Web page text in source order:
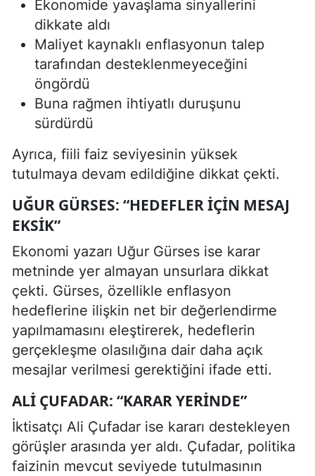
Ekonomide yavaşlama sinyallerini
dikkate aldı
Maliyet kaynaklı enflasyonun talep
tarafından desteklenmeyeceğini
öngördü
Buna rağmen ihtiyatlı duruşunu
sürdürdü
Ayrıca, fiili faiz seviyesinin yüksek
tutulmaya devam edildiğine dikkat çekti.
UĞUR GÜRSES: “HEDEFLER IÇIN MESAJ
EKSIK”
Ekonomi yazarı Uğur Gürses ise karar
metninde yer almayan unsurlara dikkat
çekti. Gürses, özellikle enflasyon
hedeflerine ilişkin net bir değerlendirme
yapılmamasını eleştirerek, hedeflerin
gerçekleşme olasılığına dair daha açık
mesajlar verilmesi gerektiğini ifade etti.
ALI ÇUFADAR: “KARAR YERINDE”
İktisatçı Ali Çufadar ise kararı destekleyen
görüşler arasında yer aldı. Çufadar, politika
faizinin mevcut seviyede tutulmasının